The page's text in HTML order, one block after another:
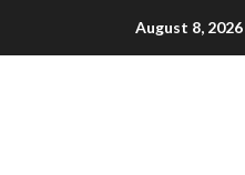
August 8, 2026